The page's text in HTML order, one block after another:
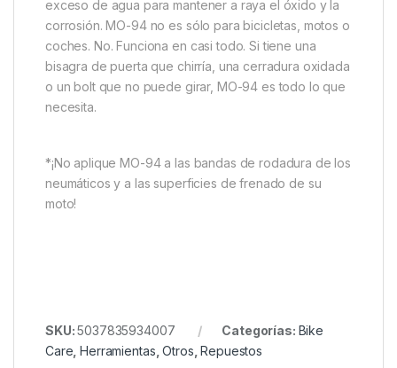
exceso de agua para mantener a raya el óxido y la
corrosión. MO-94 no es sólo para bicicletas, motos o
coches. No. Funciona en casi todo. Si tiene una
bisagra de puerta que chirría, una cerradura oxidada
o un bolt que no puede girar, MO-94 es todo lo que
necesita.
*¡No aplique MO-94 a las bandas de rodadura de los
neumáticos y a las superficies de frenado de su
moto!
SKU:5037835934007 Categorías: Bike
Care ,Herramientas ,Otros ,Repuestos